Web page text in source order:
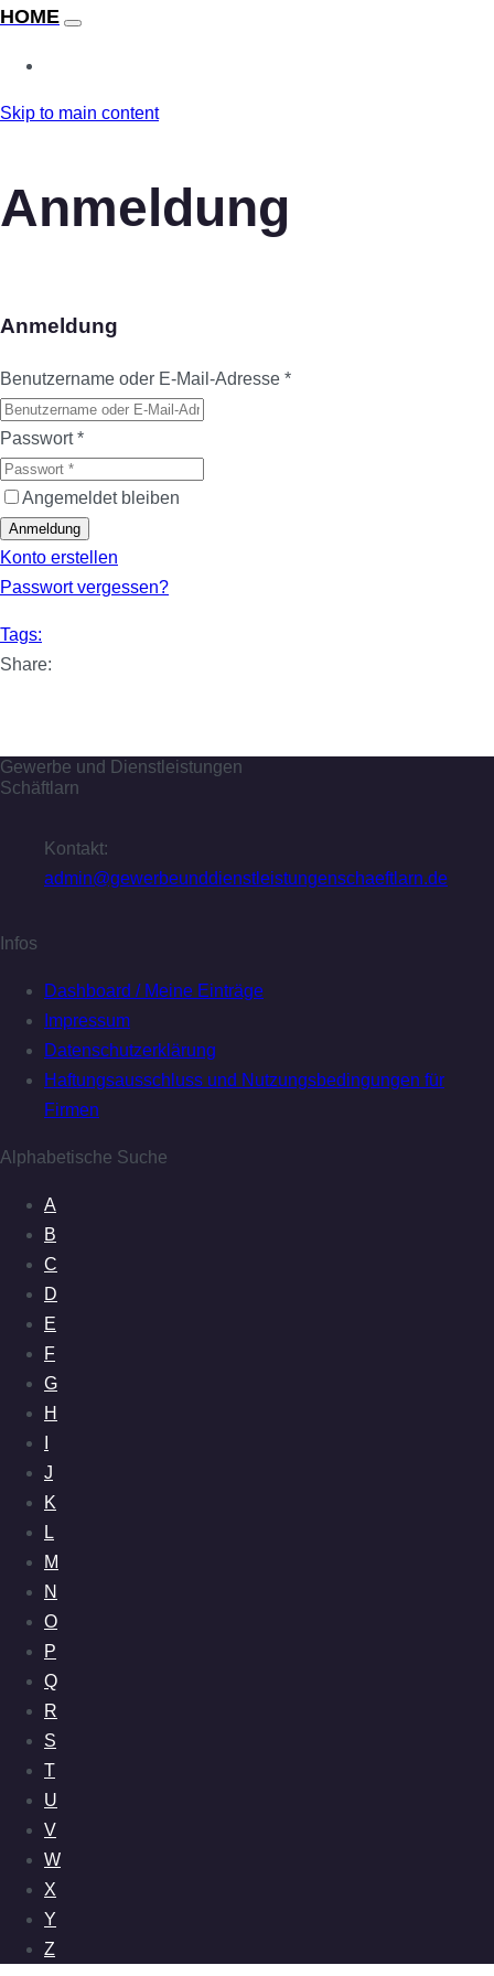
Skip to main content
Anmeldung
Anmeldung
Benutzername oder E-Mail-Adresse *
Passwort*
Angemeldet bleiben
Anmeldung
Konto erstellen
Passwort vergessen?
Tags:
Share:
Gewerbe und Dienstleistungen
Schäftlarn
Kontakt:
admin@gewerbeunddienstleistungenschaeftlarn.de
Infos
Dashboard / Meine Einträge
Impressum
Datenschutzerklärung
Haftungsausschluss und Nutzungsbedingungen für
Firmen
Alphabetische Suche
A
B
C
D
E
F
G
H
J
K
L
M
N
O
P
Q
R
S
T
U
V
W
X
Y
Z